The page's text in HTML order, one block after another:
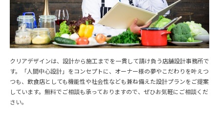
クリアデザインは、設計から施工までを一貫して請け負う店舗設計事務所で
す。「人間中心設計」をコンセプトに、オーナー様の夢やこだわりを叶えつ
つも、飲食店としても機能性や社会性なども兼ね備えた設計プランをご提案
しています。無料でご相談も承っておりますので、ぜひお気軽にご相談くだ
さい。